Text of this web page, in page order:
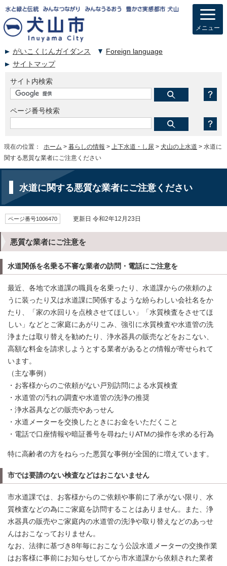
がいこくじんガイダンス
Foreign language
サイトマップ
サイト内検索
ページ番号検索
メニュー
現在の位置： ホーム > 暮らしの情報 > 上下水道・し尿 > 犬山の上水道 > 水道に
関する悪質な業者にご注意ください
水道に関する悪質な業者にご注意ください
ページ番号1006470 更新日 令和2年12月23日
悪質な業者にご注意を
水道関係を名乗る不審な業者の訪問・電話にご注意を
最近、各地で水道課の職員を名乗ったり、水道課からの依頼のよ
うに装ったり又は水道課に関係するような紛らわしい会社名をか
たり、「家の水回りを点検させてほしい」「水質検査をさせてほ
しい」などとご家庭にあがりこみ、強引に水質検査や水道管の洗
浄または取り替えを勧めたり、浄水器具の販売などをおこない、
高額な料金を請求しようとする業者があるとの情報が寄せられて
います。
（主な事例）
・お客様からのご依頼がない戸別訪問による水質検査
・水道管の汚れの調査や水道管の洗浄の推奨
・浄水器具などの販売やあっせん
・水道メーターを交換したときにお金をいただくこと
・電話で口座情報や暗証番号を尋ねたりATMの操作を求める行為
特に高齢者の方をねらった悪質な事例が全国的に増えています。
市では要請のない検査などはおこないません
市水道課では、お客様からのご依頼や事前に了承がない限り、水
質検査などの為にご家庭を訪問することはありません。また、浄
水器具の販売やご家庭内の水道管の洗浄や取り替えなどのあっせ
んはおこなっておりません。
なお、法律に基づき8年毎におこなう公設水道メーターの交換作業
はお客様に事前にお知らせしてから市水道課から依頼された業者